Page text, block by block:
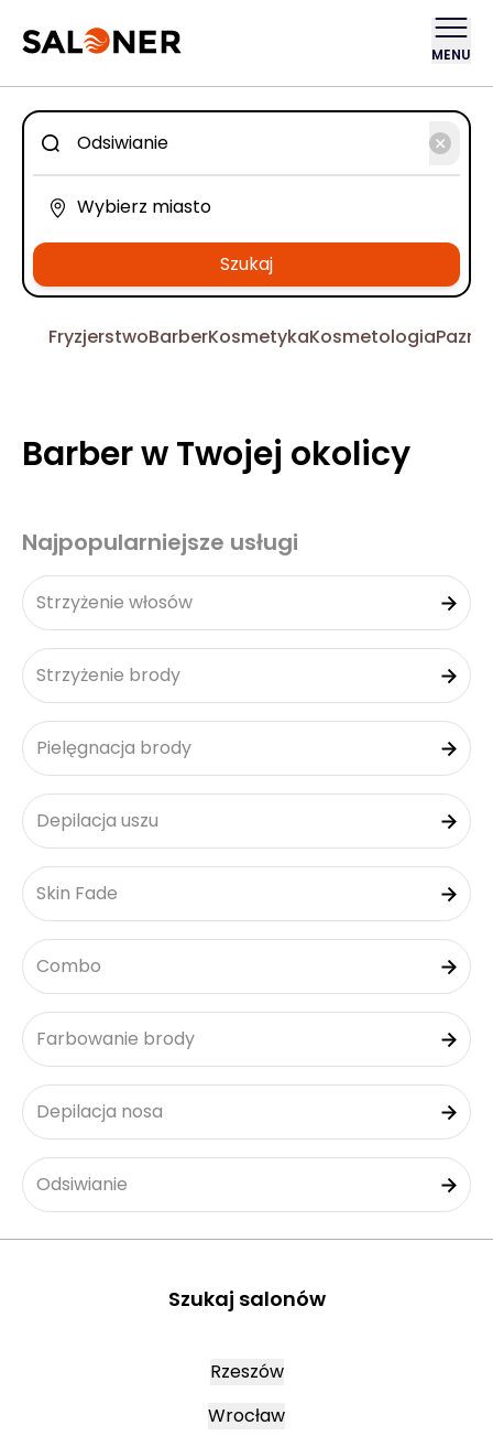
MENU
Szukaj
FryzjerstwoBarberKosmetykaKosmetologia
Barber w Twojej okolicy
Najpopularniejsze usługi
Strzyżenie włosów
Strzyżenie brody
Pielęgnacja brody
Depilacja uszu
Skin Fade
Combo
Farbowanie brody
Depilacja nosa
Odsiwianie
Szukaj salonów
Rzeszów
Wrocław